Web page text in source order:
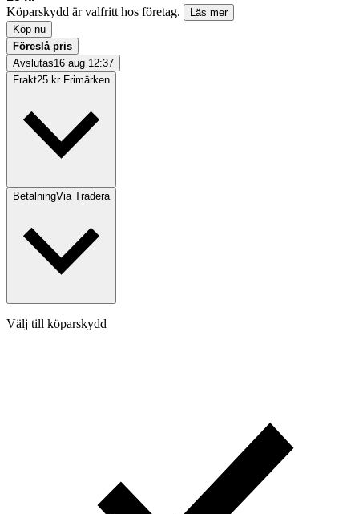
Köparskydd är valfritt hos företag.
Läs mer
Köp nu
Föreslå pris
Avslutas16 aug 12:37
Frakt25 kr Frimärken
BetalningVia Tradera
Välj till köparskydd